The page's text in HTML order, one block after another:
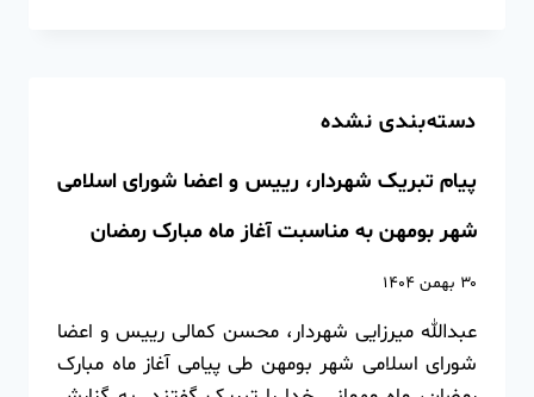
دسته‌بندی نشده
پیام تبریک شهردار، رییس و اعضا شورای اسلامی
شهر بومهن به مناسبت آغاز ماه مبارک رمضان
۳۰ بهمن ۱۴۰۴
عبدالله میرزایی شهردار، محسن کمالی رییس و اعضا
شورای اسلامی شهر بومهن طی پیامی آغاز ماه مبارک